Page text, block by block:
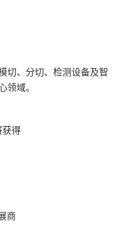
切、分切、检测设备及智
领域。
获得
商